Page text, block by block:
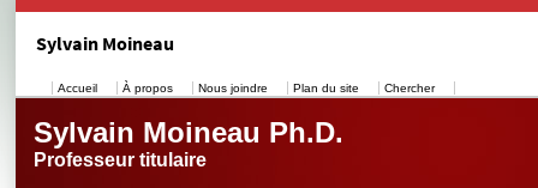
Sylvain Moineau
Accueil À propos Nous joindre Plan du site Chercher
Sylvain Moineau Ph.D.
Professeur titulaire